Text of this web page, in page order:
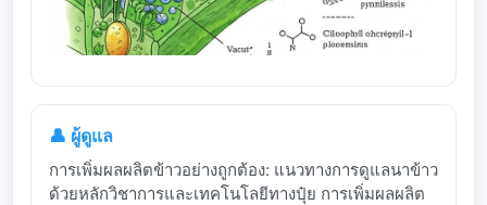
👤 ผู้ดูแล
การเพิ่มผลผลิตข้าวอย่างถูกต้อง: แนวทางการดูแลนาข้าว
ด้วยหลักวิชาการและเทคโนโลยีทางปุ๋ย การเพิ่มผลผลิต